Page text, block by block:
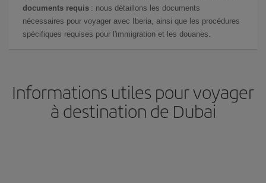
documents requis : nous détaillons les documents
nécessaires pour voyager avec Iberia, ainsi que les procédures
spécifiques requises pour l'immigration et les douanes.
Informations utiles pour voyager
à destination de Dubai